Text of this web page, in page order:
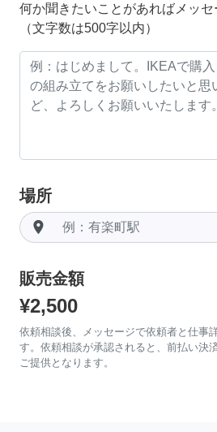
何か聞きたいことがあればメッ
（文字数は500字以内）
場所
room
販売金額
¥2,500
依頼相談後、メッセージで依頼者と仕事
す。依頼相談が承認されると、前払い決
ご提供となります。